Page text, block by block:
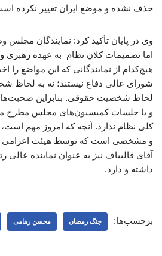
حذف نشده و موضع ایران تغییر نکرده
وی در پایان تأکید کرد: نمایندگان مجلس
اما تصمیمات کلان نظام به عهده
هیچ‌کدام از نمایندگانی که این مواضع را
شورای عالی دفاع نیستند؛ نه به لحاظ
لحاظ شخصیت حقوقی. بنابراین
و یا جلسات کمیسیون‌های مجلس مطرح
کلی نظام ندارد. آنچه که امروز مهم
و مشخصی است که توسط هیئت اعزامی
آقای قالیباف نیز به عنوان نماینده عالی
داشته و دارد.
برچسب‌ها: جنگ رمضان محسن رهامی